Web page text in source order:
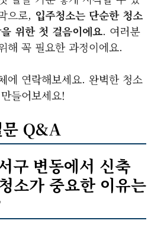
으로, 입주청소는 단순한 청소
위한 첫 걸음이에요. 여러분
해 꼭 필요한 과정이에요.
에 연락해보세요. 완벽한 청소
들어보세요!
문 Q&A
구 변동에서 신축
소가 중요한 이유는